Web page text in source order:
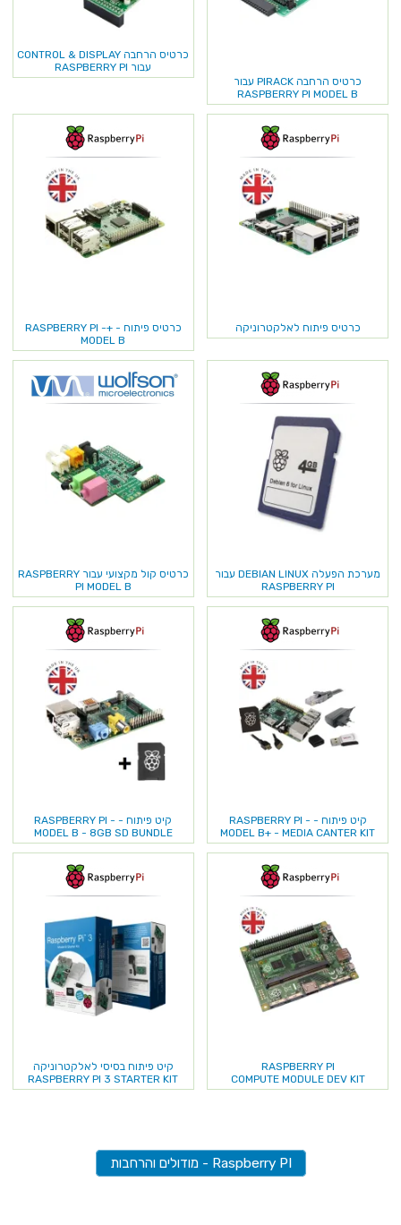
כרטיס הרחבה CONTROL & DISPLAY
עבור RASPBERRY PI
כרטיס הרחבה PIRACK עבור
RASPBERRY PI MODEL B
כרטיס פיתוח - +RASPBERRY PI -
MODEL B
כרטיס פיתוח לאלקטרוניקה
כרטיס קול מקצועי עבור RASPBERRY
PI MODEL B
מערכת הפעלה DEBIAN LINUX עבור
RASPBERRY PI
קיט פיתוח - RASPBERRY PI -
MODEL B - 8GB SD BUNDLE
קיט פיתוח - RASPBERRY PI -
MODEL B+ - MEDIA CANTER KIT
קיט פיתוח בסיסי לאלקטרוניקה
RASPBERRY PI 3 STARTER KIT
RASPBERRY PI
COMPUTE MODULE DEV KIT
Raspberry PI - מודולים והרחבות